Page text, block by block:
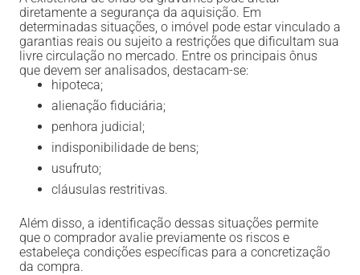
diretamente a segurança da aquisição. Em
determinadas situações, o imóvel pode estar vinculado a
garantias reais ou sujeito a restrições que dificultam sua
livre circulação no mercado. Entre os principais ônus
que devem ser analisados, destacam-se:
hipoteca;
alienação fiduciária;
penhora judicial;
indisponibilidade de bens;
usufruto;
cláusulas restritivas.
Além disso, a identificação dessas situações permite
que o comprador avalie previamente os riscos e
estabeleça condições específicas para a concretização
da compra.